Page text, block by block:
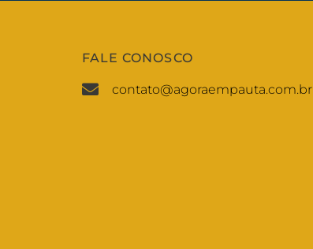
FALE CONOSCO
contato@agoraempauta.com.br